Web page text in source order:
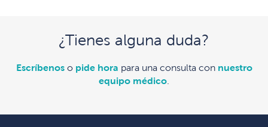
¿Tienes alguna duda?
Escríbenoso pide hora para una consulta con nuestro
equipo médico